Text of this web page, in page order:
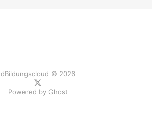
dBildungscloud © 2026
Powered by Ghost